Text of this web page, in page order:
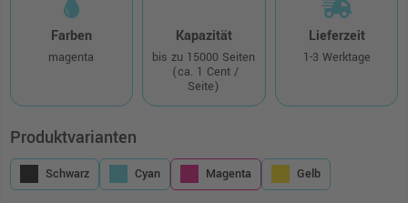
Farben
magenta
Kapazität
bis zu 15000 Seiten
(ca. 1 Cent /
Seite)
Lieferzeit
1-3 Werktage
Produktvarianten
Schwarz Cyan Magenta Gelb